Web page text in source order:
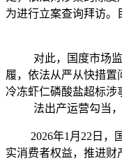
为进行立案查询拜访
对此，国度市场监
履，依法从严从快措
冷冻虾仁磷酸盐超标涉
法出产运营勾当
2026年1月22日，国
实消费者权益，推进